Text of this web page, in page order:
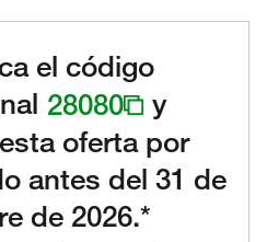
el código
28080
y
oferta por
antes del 31 de
de 2026.*